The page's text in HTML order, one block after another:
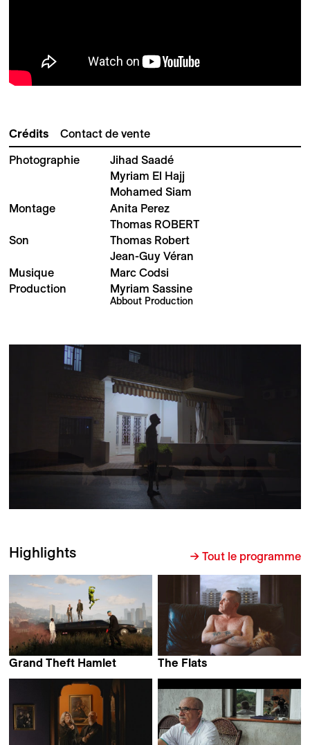
Crédits Contact de vente
Photographie
Jihad Saadé
Myriam El Hajj
Mohamed Siam
Montage
Anita Perez
Thomas ROBERT
Son
Thomas Robert
Jean-Guy Véran
Musique
Marc Codsi
Production
Myriam Sassine
Abbout Production
Highlights → Tout le programme
Grand Theft Hamlet
The Flats